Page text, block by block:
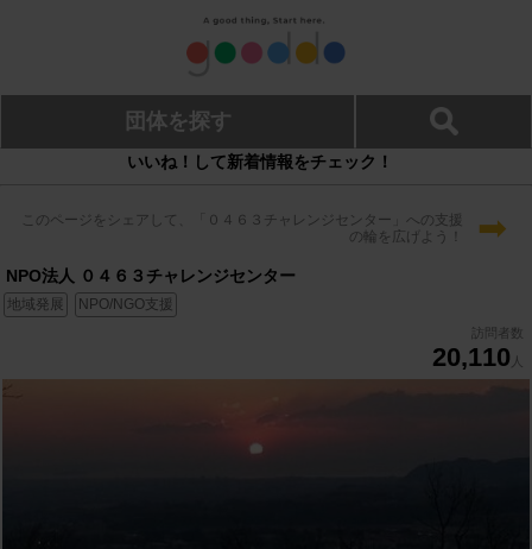
団体を探す
いいね！して新着情報をチェック！
このページをシェアして、「０４６３チャレンジセンター」への支援
の輪を広げよう！
➡
NPO法人 ０４６３チャレンジセンター
地域発展 NPO/NGO支援
訪問者数
20,110 人